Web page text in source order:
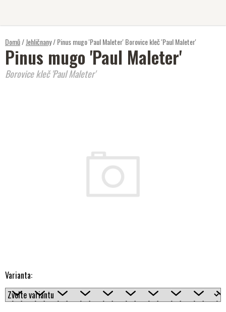
Domů/Jehličnany/Pinus mugo 'Paul Maleter'Borovice kleč 'Paul Maleter'
Varianta:
Pinus mugo 'Paul Maleter'
Borovice kleč 'Paul Maleter'